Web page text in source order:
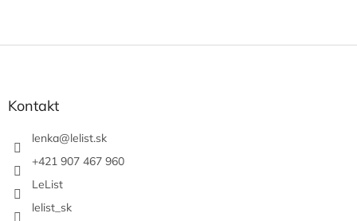
Kontakt
lenka@lelist.sk
+421 907 467 960
LeList
lelist_sk